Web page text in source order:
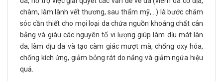
chàm, làm lành vết thương, sau thẩm mỹ,…) là bước chăm
sóc cần thiết cho mọi loại da chứa nguồn khoáng chất cân
bằng và giàu các nguyên tố vi lượng giúp làm dịu mát làn
da, làm dịu da và tạo càm giác mượt mà, chống oxy hóa,
chống kích ứng, giảm bỏng rát do nắng và giảm ngứa hiệu
quả.